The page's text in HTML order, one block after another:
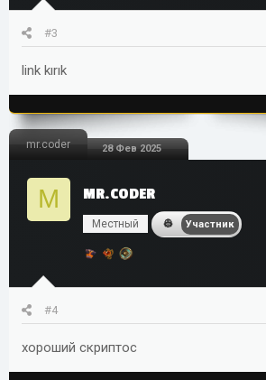
#3
link kırık
mr.coder 28 Фев 2025
M MR.CODER
Местный Участник
#4
хороший скриптос